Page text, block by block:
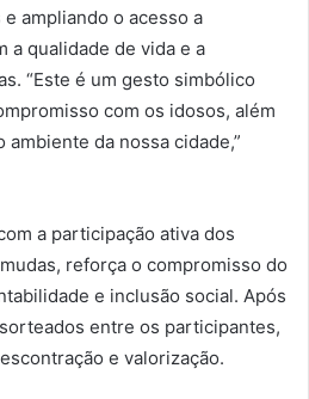
ampliando o acesso a
a qualidade de vida e a
“Este é um gesto simbólico
com os idosos, além
da nossa cidade,”
a participação ativa dos
reforça o compromisso do
e inclusão social. Após
entre os participantes,
e valorização.